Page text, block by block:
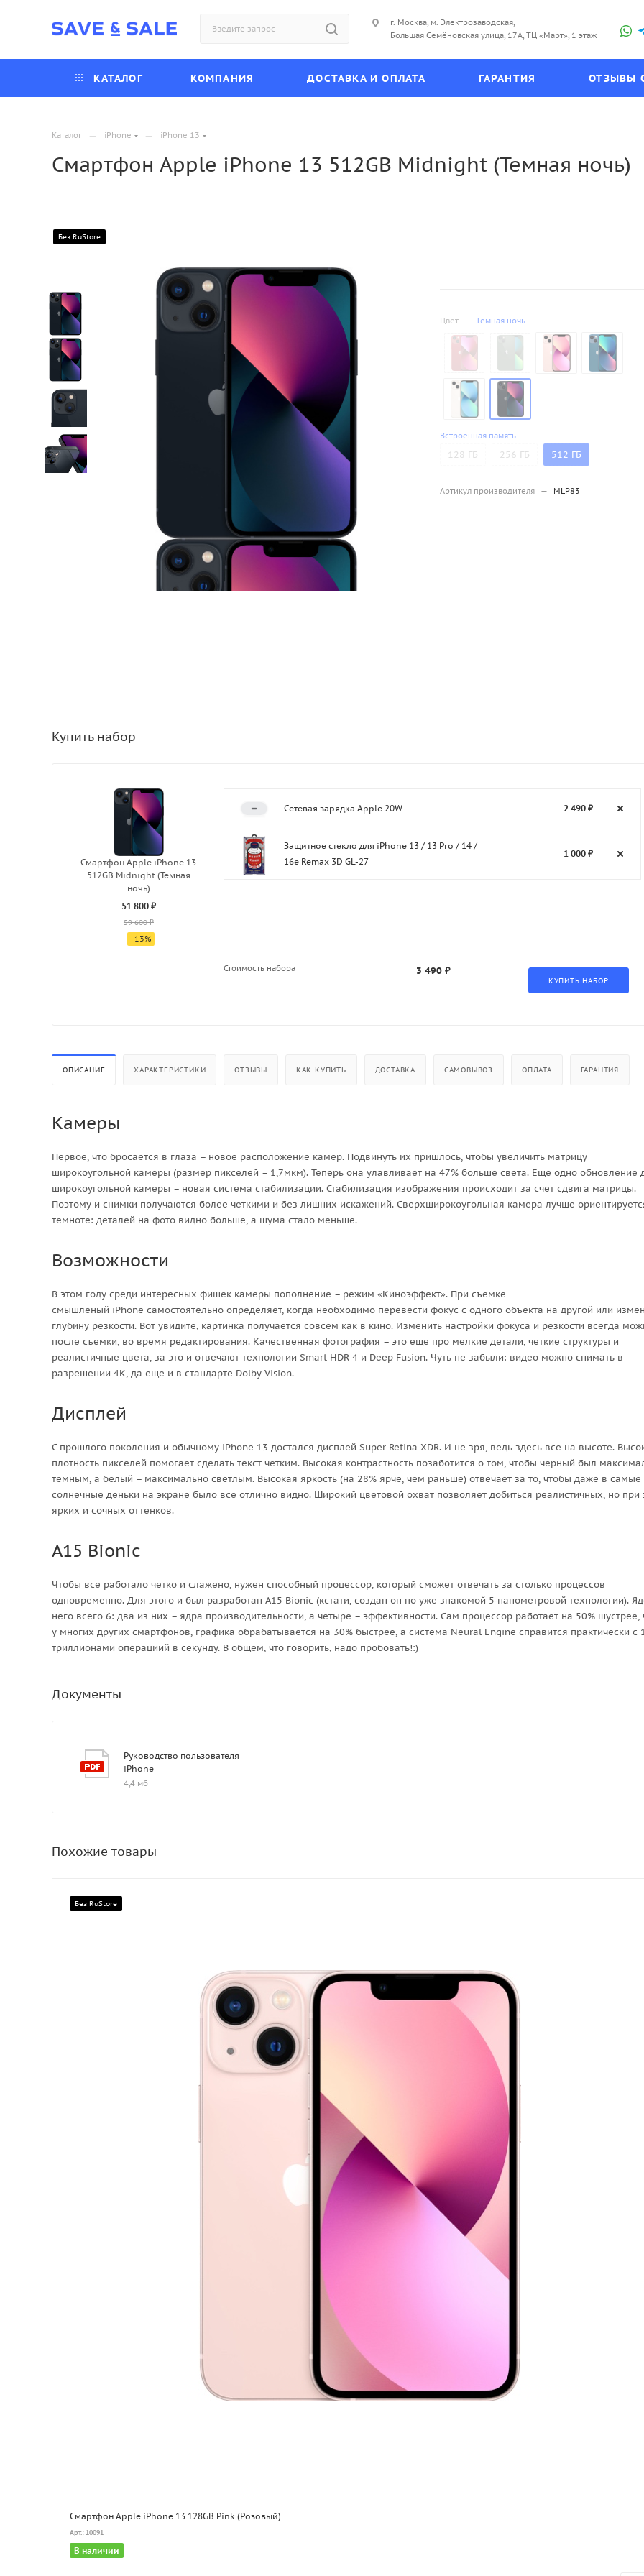
г. Москва, м. Электрозаводская,
Большая Семёновская улица, 17А, ТЦ «Март», 1 этаж
КАТАЛОГ КОМПАНИЯ ДОСТАВКА И ОПЛАТА ГАРАНТИЯ ОТЗЫВЫ
Каталог — iPhone — iPhone 13
Смартфон Apple iPhone 13 512GB Midnight (Темная ночь)
Без RuStore
Цвет — Темная ночь
Встроенная память
128 ГБ 256 ГБ 512 ГБ
Артикул производителя — MLP83
Смартфон Apple iPhone 13
512GB Midnight (Темная
ночь)
51 800 ₽
59 600 ₽
-13%
Сетевая зарядка Apple 20W 2 490 ₽
Защитное стекло для iPhone 13 / 13 Pro / 14 /
16e Remax 3D GL-27
1 000 ₽
Стоимость набора 3 490 ₽
ОПИСАНИЕ ХАРАКТЕРИСТИКИ ОТЗЫВЫ КАК КУПИТЬ ДОСТАВКА САМОВЫВОЗ ОПЛАТА ГАРАНТИЯ
Камеры
Первое, что бросается в глаза – новое расположение камер. Подвинуть их пришлось, чтобы увеличить матрицу
широкоугольной камеры (размер пикселей – 1,7мкм). Теперь она улавливает на 47% больше света. Еще одно обновление
широкоугольной камеры – новая система стабилизации. Стабилизация изображения происходит за счет сдвига матрицы.
Поэтому и снимки получаются более четкими и без лишних искажений. Сверхширокоугольная камера лучше
темноте: деталей на фото видно больше, а шума стало меньше.
Возможности
В этом году среди интересных фишек камеры пополнение – режим «Киноэффект». При съемке
смышленый iPhone самостоятельно определяет, когда необходимо перевести фокус с одного объекта на другой или
глубину резкости. Вот увидите, картинка получается совсем как в кино. Изменить настройки фокуса и резкости всегда
после съемки, во время редактирования. Качественная фотография – это еще про мелкие детали, четкие структуры и
реалистичные цвета, за это и отвечают технологии Smart HDR 4 и Deep Fusion. Чуть не забыли: видео можно снимать в
разрешении 4К, да еще и в стандарте Dolby Vision.
Дисплей
С прошлого поколения и обычному iPhone 13 достался дисплей Super Retina XDR. И не зря, ведь здесь все на высоте.
плотность пикселей помогает сделать текст четким. Высокая контрастность позаботится о том, чтобы черный был
темным, а белый – максимально светлым. Высокая яркость (на 28% ярче, чем раньше) отвечает за то, чтобы даже в самые
солнечные деньки на экране было все отлично видно. Широкий цветовой охват позволяет добиться реалистичных, но при
ярких и сочных оттенков.
A15 Bionic
Чтобы все работало четко и слажено, нужен способный процессор, который сможет отвечать за столько процессов
одновременно. Для этого и был разработан A15 Bionic (кстати, создан он по уже знакомой 5‑нанометровой технологии).
него всего 6: два из них – ядра производительности, а четыре – эффективности. Сам процессор работает на 50% шустрее,
у многих других смартфонов, графика обрабатывается на 30% быстрее, а система Neural Engine справится практически с
триллионами операциий в секунду. В общем, что говорить, надо пробовать!:)
Документы
Руководство пользователя
iPhone
4,4 мб
Похожие товары
Без RuStore
Смартфон Apple iPhone 13 128GB Pink (Розовый)
Арт.: 10091
В наличии